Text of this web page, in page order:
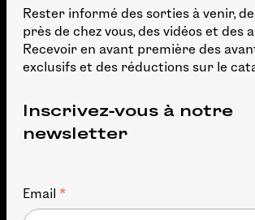
Rester informé des sorties à venir,
près de chez vous, des vidéos et des
Recevoir en avant première des
exclusifs et des réductions sur le
Inscrivez-vous à notre
newsletter
Email *